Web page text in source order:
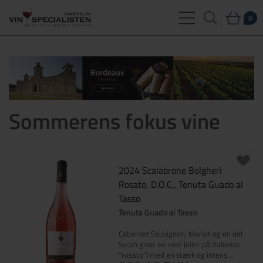
0
Sommerens fokus vine
2024 Scalabrone Bolgheri
Rosato, D.O.C., Tenuta Guado al
Tasso
Tenuta Guado al Tasso
Cabernet Sauvignon, Merlot og en del
Syrah giver en rosé (eller på italiensk
"rosato") med en stærk og intens